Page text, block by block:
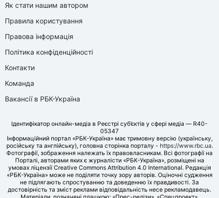
Як стати нашим автором
Правила користування
Правова інформація
Політика конфіденційності
Контакти
Команда
Вакансії в РБК-Україна
Ідентифікатор онлайн-медіа в Реєстрі суб’єктів у сфері медіа — R40-
05347
Інформаційний портал «РБК-Україна» має тримовну версію (українську,
російську та англійську), головна сторінка порталу - https://www.rbc.ua.
Фотографії, зображення належать їх правовласникам. Всі фотографії на
Порталі, авторами яких є журналісти «РБК-Україна», розміщені на
умовах ліцензії Creative Commons Attribution 4.0 International. Редакція
«РБК-Україна» може не поділяти точку зору авторів. Оціночні судження
не підлягають спростуванню та доведенню їх правдивості. За
достовірність та зміст реклами відповідальність несе рекламодавець.